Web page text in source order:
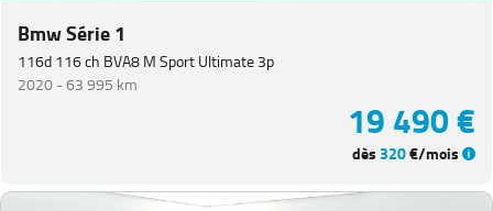
Bmw Série 1
116d 116 ch BVA8 M Sport Ultimate 3p
2020 -63 995 km
19 490 €
dès320€/mois